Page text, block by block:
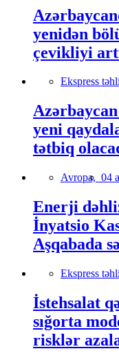
yenidən
çevikliyi
Ekspress
yeni
tətbiq
Avropa, 04
Enerji
İnyatsio
Aşqabada
Ekspress
İstehsalat
sığorta
risklər